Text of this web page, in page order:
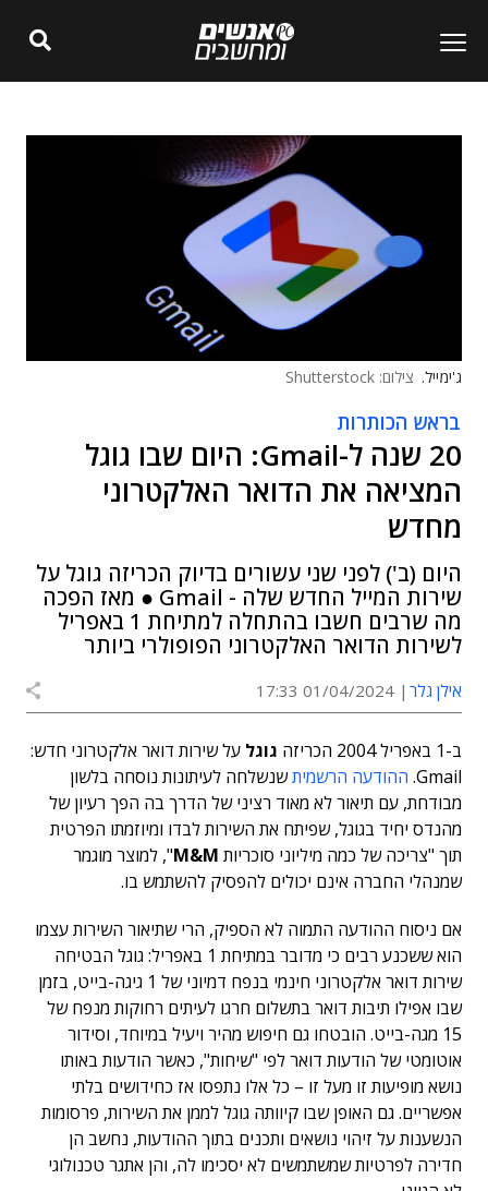
ג'ימייל. צילום: Shutterstock
בראש הכותרות
20 שנה ל-Gmail: היום שבו גוגל
המציאה את הדואר האלקטרוני
מחדש
היום (ב') לפני שני עשורים בדיוק הכריזה גוגל על
שירות המייל החדש שלה - Gmail ● מאז הפכה
מה שרבים חשבו בהתחלה למתיחת 1 באפריל
לשירות הדואר האלקטרוני הפופולרי ביותר
אילן גלר 01/04/2024 17:33
ב-1 באפריל 2004 הכריזה גוגל על שירות דואר אלקטרוני חדש:
Gmail. ההודעה הרשמיתשנשלחה לעיתונות נוסחה בלשון
מבודחת, עם תיאור לא מאוד רציני של הדרך בה הפך רעיון של
מהנדס יחיד בגוגל, שפיתח את השירות לבדו ומיוזמתו הפרטית
תוך "צריכה של כמה מיליוני סוכריות M&M", למוצר מוגמר
שמנהלי החברה אינם יכולים להפסיק להשתמש בו.
אם ניסוח ההודעה התמוה לא הספיק, הרי שתיאור השירות עצמו
הוא ששכנע רבים כי מדובר במתיחת 1 באפריל: גוגל הבטיחה
שירות דואר אלקטרוני חינמי בנפח דמיוני של 1 גיגה-בייט, בזמן
שבו אפילו תיבות דואר בתשלום חרגו לעיתים רחוקות מנפח של
15 מגה-בייט. הובטחו גם חיפוש מהיר ויעיל במיוחד, וסידור
אוטומטי של הודעות דואר לפי "שיחות", כאשר הודעות באותו
נושא מופיעות זו מעל זו – כל אלו נתפסו אז כחידושים בלתי
אפשריים. גם האופן שבו קיוותה גוגל לממן את השירות, פרסומות
הנשענות על זיהוי נושאים ותכנים בתוך ההודעות, נחשב הן
חדירה לפרטיות שמשתמשים לא יסכימו לה, והן אתגר טכנולוגי